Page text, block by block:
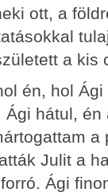
ott, a
a kis
én, hol
hátul,
a
Julit a
Ági